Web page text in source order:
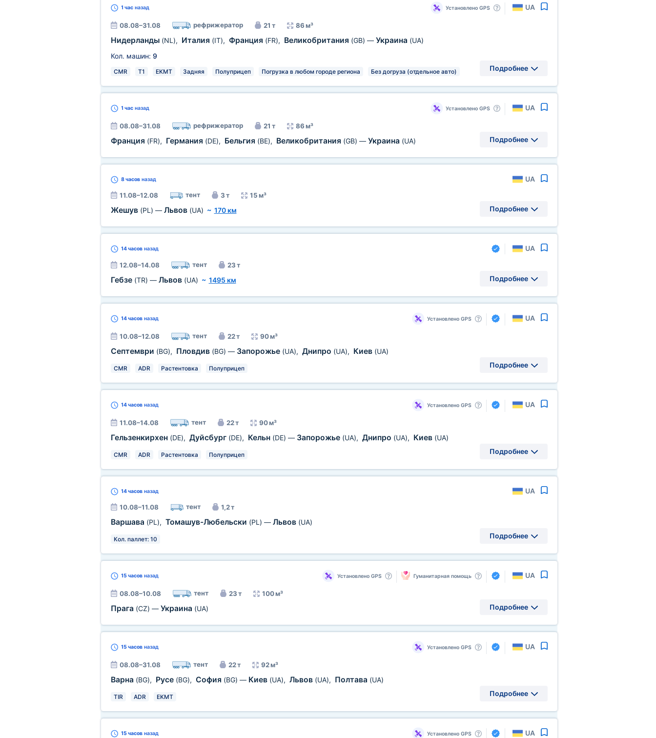
1 часназад Установлено GPS UA
08.08–31.08 рефрижератор 21 т 86 м³
Нидерланды (NL), Италия (IT), Франция (FR), Великобритания (GB) — Украина (UA)
Кол. машин: 9
CMR T1 EKMT Задняя Полуприцеп Погрузка в любом городе региона Без догруза (отдельное авто) Подробнее
1 часназад Установлено GPS UA
08.08–31.08 рефрижератор 21 т 86 м³
Франция (FR), Германия (DE), Бельгия (BE), Великобритания (GB) — Украина (UA) Подробнее
8 часовназад UA
11.08–12.08 тент 3 т 15 м³
Жешув (PL) — Львов (UA) ~ 170 км Подробнее
14 часовназад UA
12.08–14.08 тент 23 т
Гебзе (TR) — Львов (UA) ~ 1495 км Подробнее
14 часовназад Установлено GPS UA
10.08–12.08 тент 22 т 90 м³
Септември (BG), Пловдив (BG) — Запорожье (UA), Днипро (UA), Киев (UA)
CMR ADR Растентовка Полуприцеп Подробнее
14 часовназад Установлено GPS UA
11.08–14.08 тент 22 т 90 м³
Гельзенкирхен (DE), Дуйсбург (DE), Кельн (DE) — Запорожье (UA), Днипро (UA), Киев (UA)
CMR ADR Растентовка Полуприцеп Подробнее
14 часовназад UA
10.08–11.08 тент 1,2 т
Варшава (PL), Томашув-Любельски (PL) — Львов (UA)
Кол. паллет: 10 Подробнее
15 часовназад Установлено GPS Гуманитарная помощь UA
08.08–10.08 тент 23 т 100 м³
Прага (CZ) — Украина (UA) Подробнее
15 часовназад Установлено GPS UA
08.08–31.08 тент 22 т 92 м³
Варна (BG), Русе (BG), София (BG) — Киев (UA), Львов (UA), Полтава (UA)
TIR ADR EKMT Подробнее
15 часовназад Установлено GPS UA